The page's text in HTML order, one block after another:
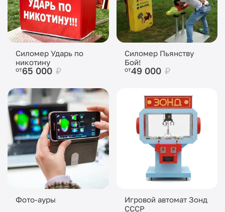
Силомер Ударь по
никотину
от65 000 ₽
Силомер Пьянству
Бой!
от49 000 ₽
Фото-ауры
Игровой автомат Зонд
СССР